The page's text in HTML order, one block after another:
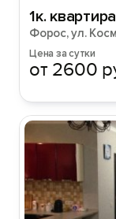
1к.
Форос, ул.
Цена за сутки
от 2600